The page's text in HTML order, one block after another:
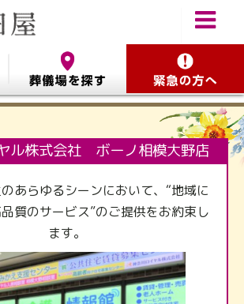
ル株式会社 ボーノ相模大野店
あらゆるシーンにおいて、“地域に
質のサービス”のご提供をお約束し
ます。